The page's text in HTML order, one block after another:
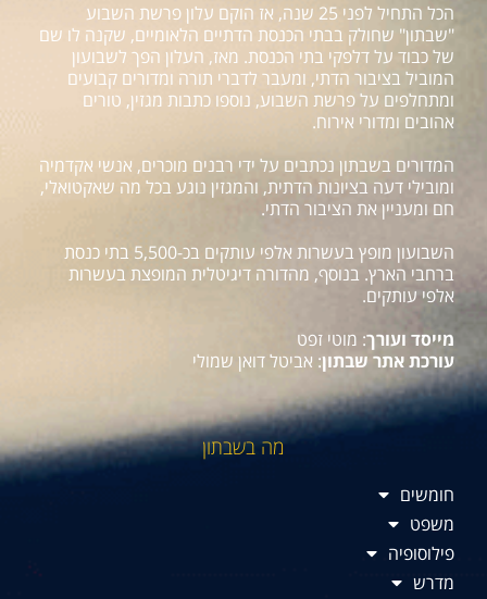
הכל התחיל לפני 25 שנה, אז הוקם עלון פרשת השבוע
"שבתון" שחולק בבתי הכנסת הדתיים הלאומיים, שקנה לו שם
של כבוד על דלפקי בתי הכנסת. מאז, העלון הפך לשבועון
המוביל בציבור הדתי, ומעבר לדברי תורה ומדורים קבועים
ומתחלפים על פרשת השבוע, נוספו כתבות מגזין, טורים
אהובים ומדורי אירוח.
המדורים בשבתון נכתבים על ידי רבנים מוכרים, אנשי אקדמיה
ומובילי דעה בציונות הדתית, והמגזין נוגע בכל מה שאקטואלי,
חם ומעניין את הציבור הדתי.
השבועון מופץ בעשרות אלפי עותקים בכ-5,500 בתי כנסת
ברחבי הארץ. בנוסף, מהדורה דיגיטלית המופצת בעשרות
אלפי עותקים.
מייסד ועורך: מוטי זפט
עורכת אתר שבתון: אביטל דואן שמולי
מה בשבתון
חומשים
משפט
פילוסופיה
מדרש